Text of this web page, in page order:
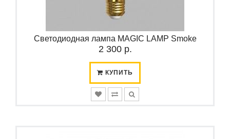
Светодиодная лампа MAGIC LAMP Smoke
2 300 р.
КУПИТЬ